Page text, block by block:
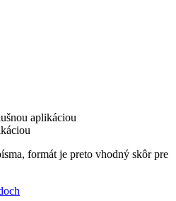
aplikáciou
formát je preto vhodný skôr pre